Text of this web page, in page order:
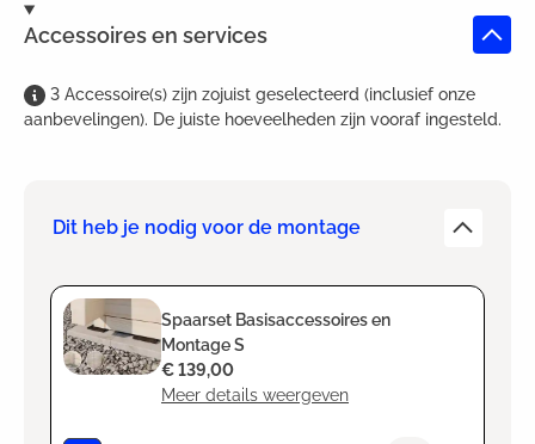
Accessoires en services
3 Accessoire(s) zijn zojuist geselecteerd (inclusief onze
aanbevelingen). De juiste hoeveelheden zijn vooraf ingesteld.
Dit heb je nodig voor de montage
Spaarset Basisaccessoires en
Montage S
Meer details weergeven
€ 139,00